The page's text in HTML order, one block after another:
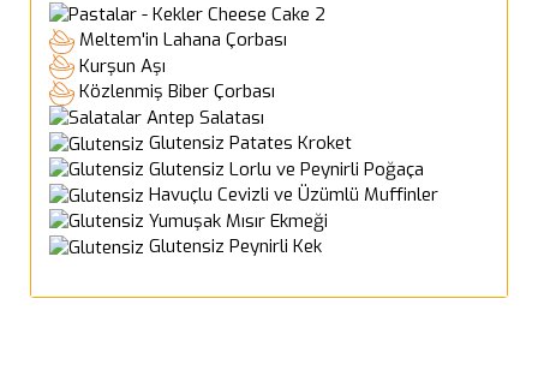
Cheese Cake 2
Meltem'in Lahana Çorbası
Kurşun Aşı
Közlenmiş Biber Çorbası
Antep Salatası
Glutensiz Patates Kroket
Glutensiz Lorlu ve Peynirli Poğaça
Havuçlu Cevizli ve Üzümlü Muffinler
Yumuşak Mısır Ekmeği
Glutensiz Peynirli Kek